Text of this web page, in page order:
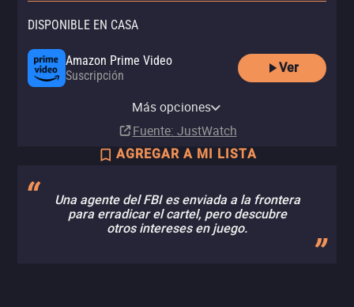
DISPONIBLE EN CASA
Amazon Prime Video
Suscripción
Ver
Amazon Video
Apple TV Store
Claro video
Más opciones
Fuente: JustWatch
AGREGAR A MI LISTA
Una agente del FBI es enviada a la frontera
para erradicar el cartel, pero descubre
otros intereses en juego.